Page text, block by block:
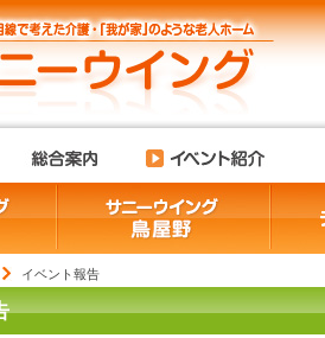
イベント報告